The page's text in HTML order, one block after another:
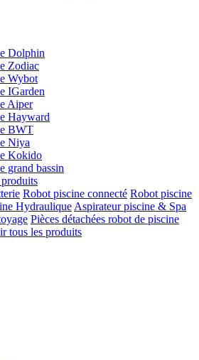
Dolphin
Zodiac
Wybot
IGarden
Aiper
Hayward
BWT
Niya
Kokido
grand bassin
Robot piscine connecté Robot piscine
Hydraulique Aspirateur piscine & Spa
Pièces détachées robot de piscine
tous les produits